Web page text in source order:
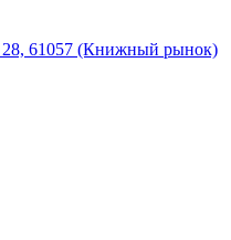
28, 61057 (Книжный рынок)